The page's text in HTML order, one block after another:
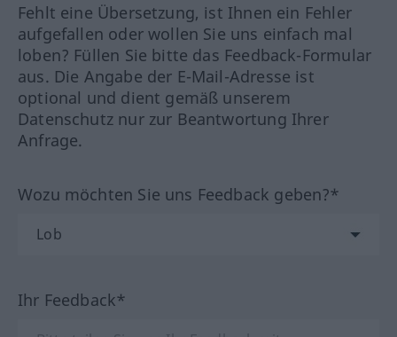
Fehlt eine Übersetzung, ist Ihnen ein Fehler
aufgefallen oder wollen Sie uns einfach mal
loben? Füllen Sie bitte das Feedback-Formular
aus. Die Angabe der E-Mail-Adresse ist
optional und dient gemäß unserem
Datenschutz nur zur Beantwortung Ihrer
Anfrage.
Wozu möchten Sie uns Feedback geben?*
Ihr Feedback*